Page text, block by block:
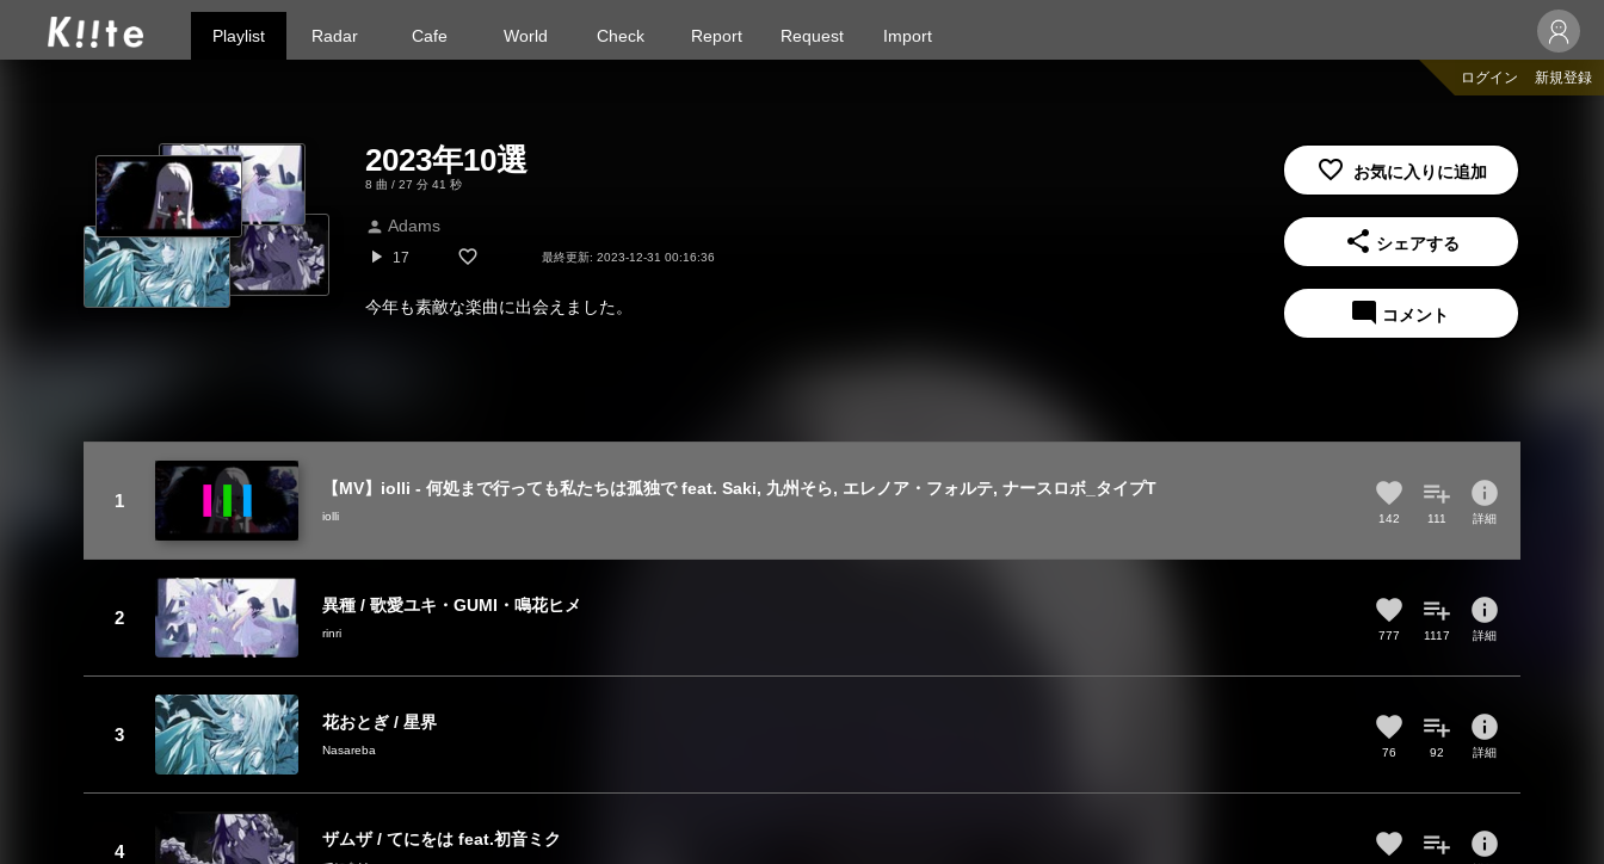
Playlist Radar Cafe World Check Report Request Import
ログイン 新規登録
2023年10選
8 曲 / 27 分 41 秒
person Adams
play_arrow 17 最終更新: 2023-12-31 00:16:36
今年も素敵な楽曲に出会えました。
share シェアする
mode_comment コメント
【MV】iolli - 何処まで行っても私たちは孤独で feat. Saki, 九州そら, エレノア・フォルテ, ナースロボ_タイプT
iolli 142 111
info
詳細
異種 / 歌愛ユキ・GUMI・鳴花ヒメ
rinri 777 1117
info
詳細
花おとぎ / 星界
Nasareba 76 92
info
詳細
ザムザ / てにをは feat.初音ミク info